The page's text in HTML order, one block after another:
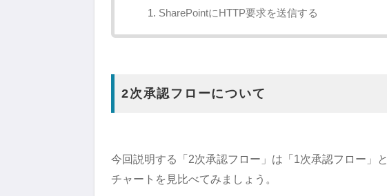
SharePointにHTTP要求を送信する
2次承認フローについて
今回説明する「2次承認フロー」は「1次承認フロー」
チャートを見比べてみましょう。